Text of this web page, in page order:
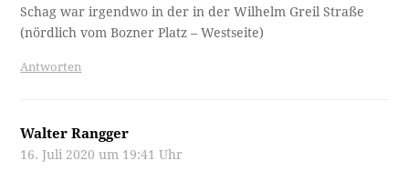
Schag war irgendwo in der in der Wilhelm Greil Straße
(nördlich vom Bozner Platz – Westseite)
Antworten
Walter Rangger
16. Juli 2020 um 19:41 Uhr